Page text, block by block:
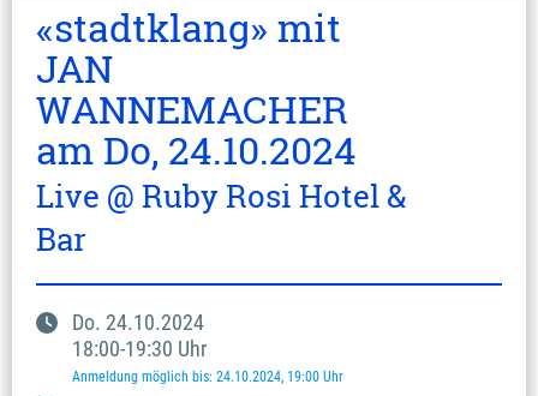
«stadtklang» mit
JAN
WANNEMACHER
am Do, 24.10.2024
Live @ Ruby Rosi Hotel &
Bar
Do. 24.10.2024
18:00-19:30 Uhr
Anmeldung möglich bis: 24.10.2024, 19:00 Uhr